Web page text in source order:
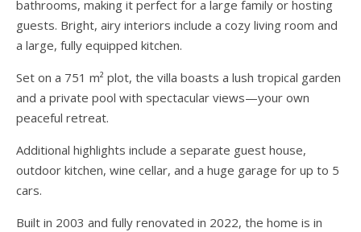
bathrooms, making it perfect for a large family or hosting
guests. Bright, airy interiors include a cozy living room and
a large, fully equipped kitchen.
Set on a 751 m² plot, the villa boasts a lush tropical garden
and a private pool with spectacular views—your own
peaceful retreat.
Additional highlights include a separate guest house,
outdoor kitchen, wine cellar, and a huge garage for up to 5
cars.
Built in 2003 and fully renovated in 2022, the home is in